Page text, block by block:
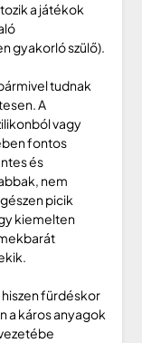
a játékok
gyakorló szülő).
tudnak
A
vagy
fontos
és
nem
picik
kiemelten
fürdéskor
a káros anyagok